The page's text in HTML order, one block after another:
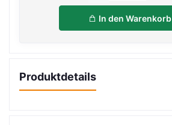
In den Warenkorb
Produktdetails